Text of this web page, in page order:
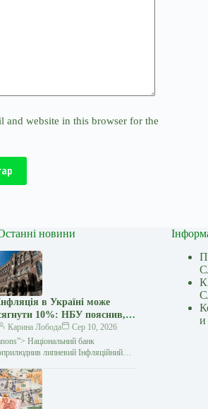
and website in this browser for the
новини
в Україні може
10%: НБУ пояснив,
буде з цінами далі —
Карина Лобода
Сер 10, 2026
Національний банк
липневий Інфляційний
зростання цін. За новим
споживча інфляція у 2026
и